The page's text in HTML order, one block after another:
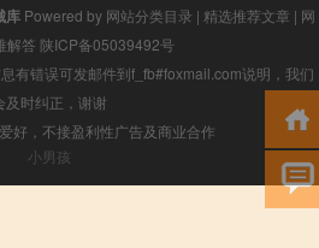
库 Powered by 网站分类目录 | 精选推荐文章 | 网
解答 陕ICP备05039492号
有错误可发邮件到f_fb#foxmail.com说明，我们
及时纠正，谢谢
好，不接盈利性广告及商业合作
小男孩